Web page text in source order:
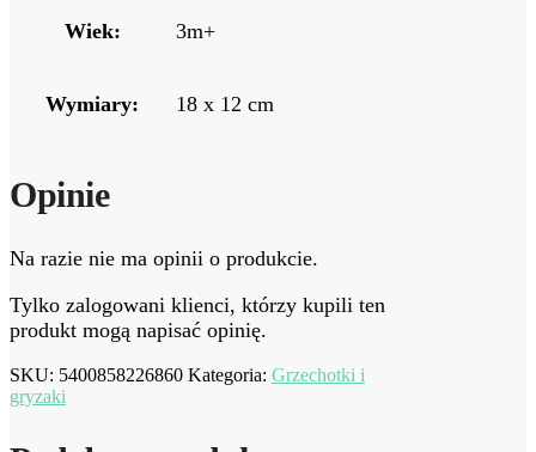
Wiek: 3m+
Wymiary: 18 x 12 cm
Opinie
Na razie nie ma opinii o produkcie.
Tylko zalogowani klienci, którzy kupili ten
produkt mogą napisać opinię.
SKU: 5400858226860 Kategoria: Grzechotki i
gryzaki